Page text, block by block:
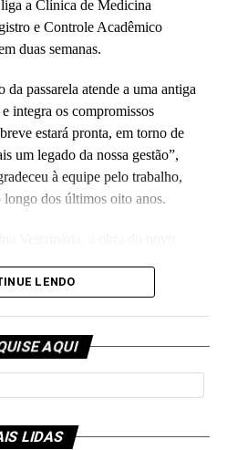
Ufac)
a Clínica de Medicina
e Controle Acadêmico
duas semanas.
passarela atende a uma antiga
integra os compromissos
estará pronta, em torno de
um legado da nossa gestão”,
à equipe pelo trabalho,
dos últimos oito anos.
LENDO
AQUI
LIDAS